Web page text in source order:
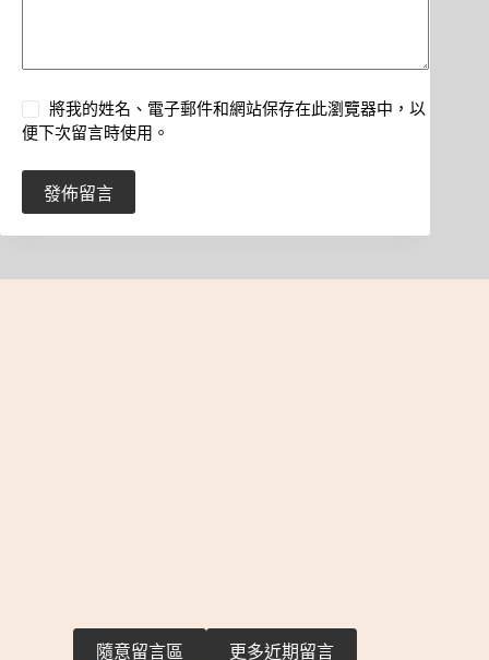
將我的姓名、電子郵件和網站保存在此瀏覽器中，以
便下次留言時使用。
發佈留言
隨意留言區 更多近期留言